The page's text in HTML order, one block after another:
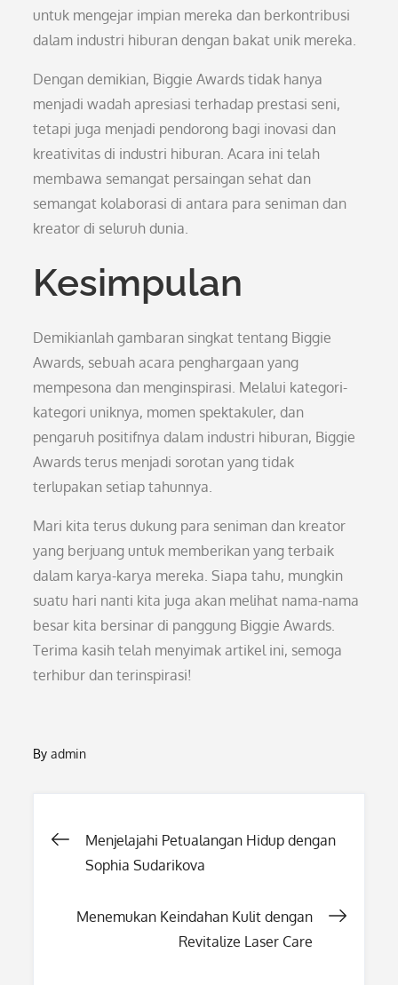
untuk mengejar impian mereka dan berkontribusi
dalam industri hiburan dengan bakat unik mereka.
Dengan demikian, Biggie Awards tidak hanya
menjadi wadah apresiasi terhadap prestasi seni,
tetapi juga menjadi pendorong bagi inovasi dan
kreativitas di industri hiburan. Acara ini telah
membawa semangat persaingan sehat dan
semangat kolaborasi di antara para seniman dan
kreator di seluruh dunia.
Kesimpulan
Demikianlah gambaran singkat tentang Biggie
Awards, sebuah acara penghargaan yang
mempesona dan menginspirasi. Melalui kategori-
kategori uniknya, momen spektakuler, dan
pengaruh positifnya dalam industri hiburan, Biggie
Awards terus menjadi sorotan yang tidak
terlupakan setiap tahunnya.
Mari kita terus dukung para seniman dan kreator
yang berjuang untuk memberikan yang terbaik
dalam karya-karya mereka. Siapa tahu, mungkin
suatu hari nanti kita juga akan melihat nama-nama
besar kita bersinar di panggung Biggie Awards.
Terima kasih telah menyimak artikel ini, semoga
terhibur dan terinspirasi!
Byadmin
Post
Menjelajahi Petualangan Hidup dengan
Sophia Sudarikova
Menemukan Keindahan Kulit dengan
Revitalize Laser Care